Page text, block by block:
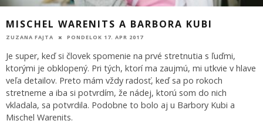
MISCHEL WARENITS A BARBORA KUBI
ZUZANA FAJTA PONDELOK 17. APR 2017
Je super, keď si človek spomenie na prvé stretnutia s ľuďmi,
ktorými je obklopený. Pri tých, ktorí ma zaujmú, mi utkvie v hlave
veľa detailov. Preto mám vždy radosť, keď sa po rokoch
stretneme a iba si potvrdím, že nádej, ktorú som do nich
vkladala, sa potvrdila. Podobne to bolo aj u Barbory Kubi a
Mischel Warenits.